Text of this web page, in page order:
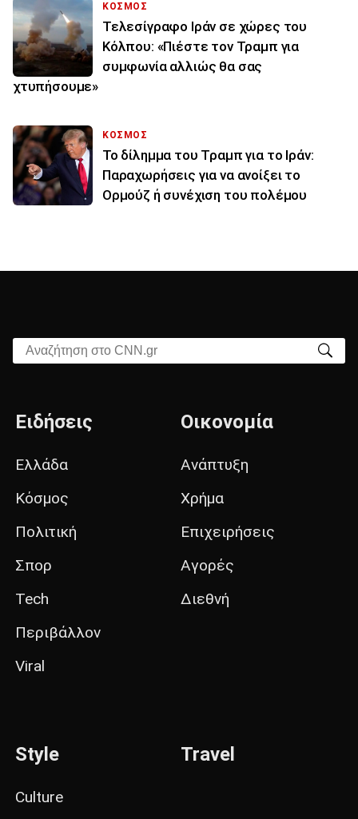
ΚΟΣΜΟΣ
Τελεσίγραφο Ιράν σε χώρες του
Κόλπου: «Πιέστε τον Τραμπ για
συμφωνία αλλιώς θα σας
χτυπήσουμε»
ΚΟΣΜΟΣ
Το δίλημμα του Τραμπ για το Ιράν:
Παραχωρήσεις για να ανοίξει το
Ορμούζ ή συνέχιση του πολέμου
Αναζήτηση στο CNN.gr
Ειδήσεις
Ελλάδα
Κόσμος
Πολιτική
Σπορ
Tech
Περιβάλλον
Viral
Οικονομία
Ανάπτυξη
Χρήμα
Επιχειρήσεις
Αγορές
Διεθνή
Style
Culture
Travel